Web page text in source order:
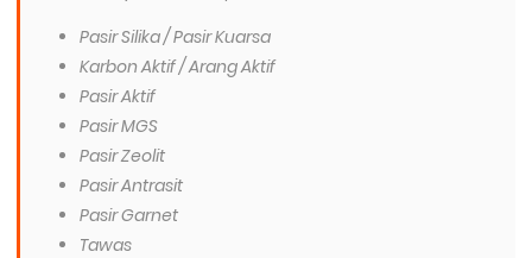
Pasir Silika / Pasir Kuarsa
Karbon Aktif / Arang Aktif
Pasir Aktif
Pasir MGS
Pasir Zeolit
Pasir Antrasit
Pasir Garnet
Tawas